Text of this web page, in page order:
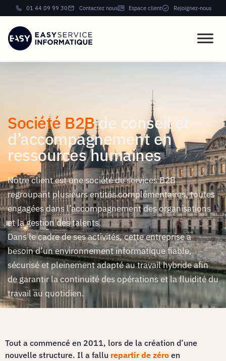
01 44 09 99 30 Contactez nous Espace client Rejoignez-nous
Société B2Bde conseil et
d’accompagnement en
ressources humaines
Notre client est une société de services B2B
regroupant plusieurs entités complémentaires, toutes
engagées dans l’accompagnement des organisations
et la gestion des talents.
Dans le cadre de ses activités, cette entreprise a
besoin d’un environnement informatique fiable,
sécurisé et pleinement adapté au travail hybride afin
de garantir la continuité des opérations et la fluidité du
travail au quotidien.
Tout a commencé en 2011, lors de la création d’une
nouvelle structure. Il a fallu repartir de zéro en